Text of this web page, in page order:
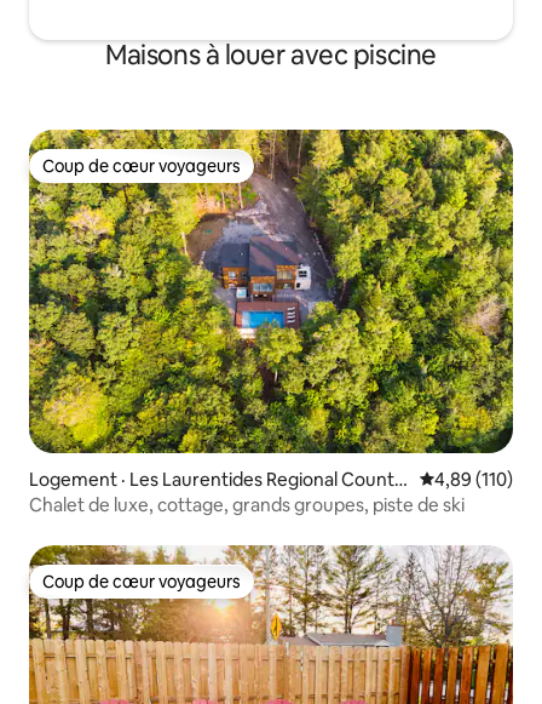
Maisons à louer avec piscine
Coup de cœur voyageurs
Coup de cœur voyageurs
Logement · Les Laurentides Regional County
Municipality
Note
4,89 (110)
Chalet de luxe, cottage, grands groupes, piste de ski
Coup de cœur voyageurs
Coup de cœur voyageurs